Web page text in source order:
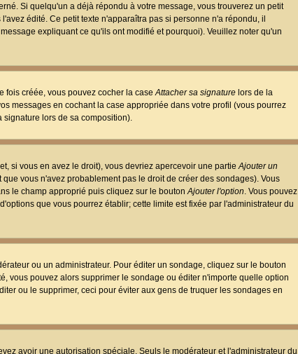
Si quelqu'un a déjà répondu à votre message, vous trouverez un petit
édité. Ce petit texte n'apparaîtra pas si personne n'a répondu, il
expliquant ce qu'ils ont modifié et pourquoi). Veuillez noter qu'un
fois créée, vous pouvez cocher la caseAttacher sa signature lors de la
messages en cochant la case appropriée dans votre profil (vous pourrez
signature lors de sa composition).
si vous en avez le droit), vous devriez apercevoir une partieAjouter un
vous n'avez probablement pas le droit de créer des sondages). Vous
le champ approprié puis cliquez sur le boutonAjouter l'option. Vous pouvez
que vous pourrez établir; cette limite est fixée par l'administrateur du
ou un administrateur. Pour éditer un sondage, cliquez sur le bouton
vous pouvez alors supprimer le sondage ou éditer n'importe quelle option
ou le supprimer, ceci pour éviter aux gens de truquer les sondages en
avoir une autorisation spéciale. Seuls le modérateur et l'administrateur du